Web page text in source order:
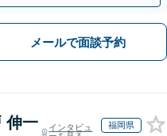
メールで面談予約
伸一
インタビュ
福岡県